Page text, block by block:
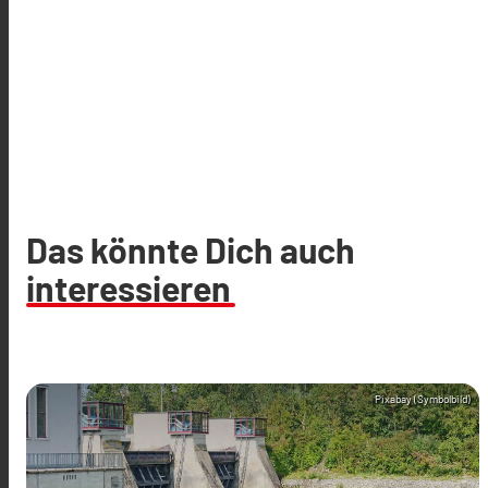
Das könnte Dich auch
interessieren
Pixabay (Symbolbild)